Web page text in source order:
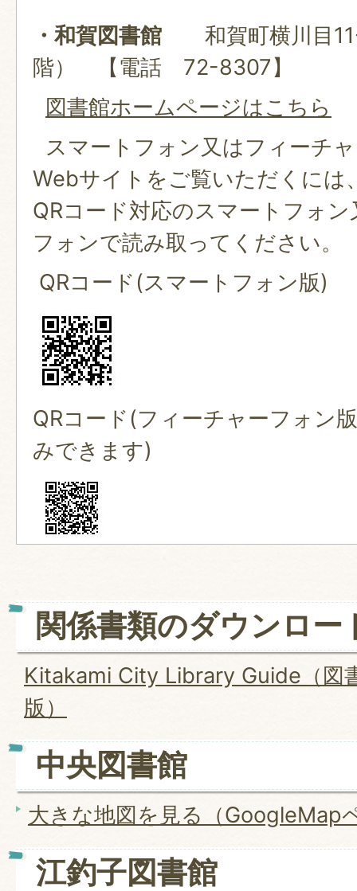
・和賀図書館 和賀町横川目
階） 【電話 72-8307】
図書館ホームページはこちら
スマートフォン又はフィーチ
Webサイトをご覧いただくには
QRコード対応のスマートフォ
フォンで読み取ってください。
QRコード(スマート
QRコード(フィーチャーフォン
みできます)
関係書類のダウンロー
Kitakami City Library Guide（図
版）
中央図書館
大きな地図を見る（GoogleMap
江釣子図書館